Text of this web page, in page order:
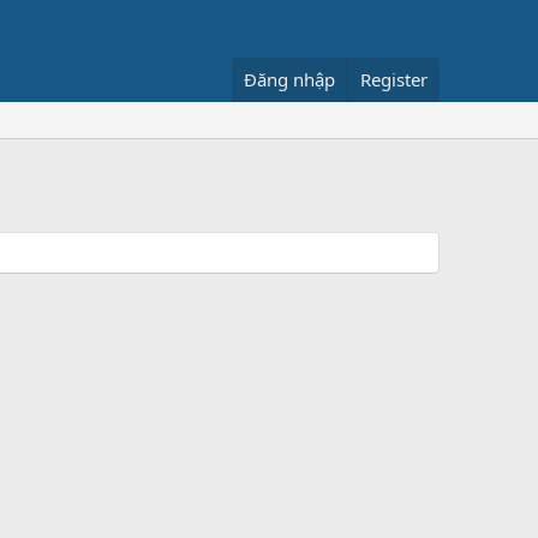
Đăng nhập Register